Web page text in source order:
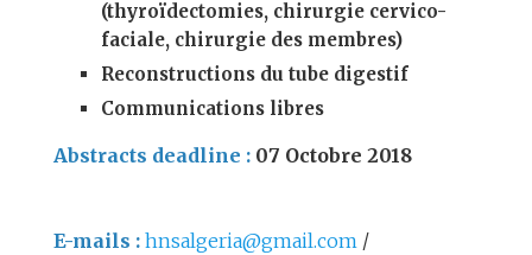
(thyroïdectomies, chirurgie cervico-
faciale, chirurgie des membres)
Reconstructions du tube digestif
Communications libres
Abstracts deadline : 07 Octobre 2018
E-mails : hnsalgeria@gmail.com /